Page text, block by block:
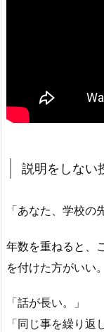
説明をしない
「あなた、学校の
年数を重ねると、
を付けた方がいい。
「話が長い。」
「同じ事を繰り返